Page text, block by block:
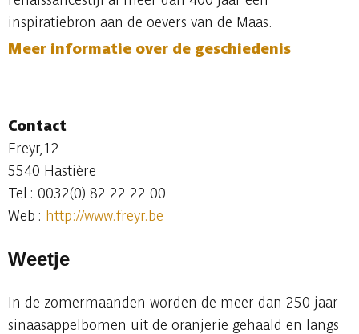
inspiratiebron aan de oevers van de Maas.
Meer informatie over de geschiedenis
Contact
Freyr,12
5540 Hastière
Tel : 0032(0) 82 22 22 00
Web : http://www.freyr.be
Weetje
In de zomermaanden worden de meer dan 250 jaar
sinaasappelbomen uit de oranjerie gehaald en langs